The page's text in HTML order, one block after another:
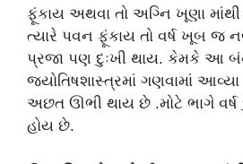
ફૂંકાય અથવા તો અગ્નિ ખૂણા માંથી
ત્યારે પવન ફૂંકાય તો વર્ષ ખૂબ જ
પ્રજા પણ દુઃખી થાય. કેમકે આ
જ્યોતિષશાસ્ત્રમાં ગણવામાં
અછત ઊભી થાય છે .મોટે ભાગે વર્ષ
હોય છે.